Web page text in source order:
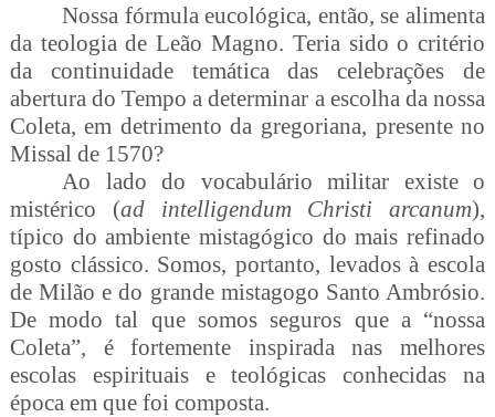
Nossa fórmula eucológica, então, se alimenta
da teologia de Leão Magno. Teria sido o critério
da continuidade temática das celebrações de
abertura do Tempo a determinar a escolha da nossa
Coleta, em detrimento da gregoriana, presente no
Missal de 1570?
Ao lado do vocabulário militar existe o
mistérico (ad intelligendum Christi arcanum),
típico do ambiente mistagógico do mais refinado
gosto clássico. Somos, portanto, levados à escola
de Milão e do grande mistagogo Santo Ambrósio.
De modo tal que somos seguros que a “nossa
Coleta”, é fortemente inspirada nas melhores
escolas espirituais e teológicas conhecidas na
época em que foi composta.